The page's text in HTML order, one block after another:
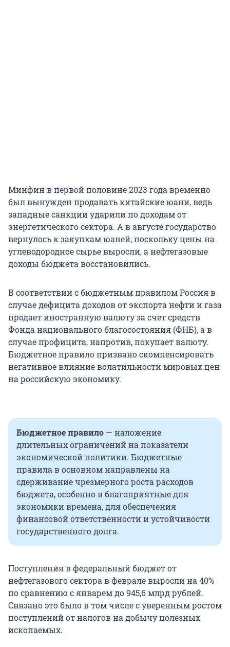
Минфин в первой половине 2023 года временно
был вынужден продавать китайские юани, ведь
западные санкции ударили по доходам от
энергетического сектора. А в августе государство
вернулось к закупкам юаней, поскольку цены на
углеводородное сырье выросли, а нефтегазовые
доходы бюджета восстановились.
В соответствии с бюджетным правилом Россия в
случае дефицита доходов от экспорта нефти и газа
продает иностранную валюту за счет средств
Фонда национального благосостояния (ФНБ), а в
случае профицита, напротив, покупает валюту.
Бюджетное правило призвано скомпенсировать
негативное влияние волатильности мировых цен
на российскую экономику.
Бюджетное правило — наложение
длительных ограничений на показатели
экономической политики. Бюджетные
правила в основном направлены на
сдерживание чрезмерного роста расходов
бюджета, особенно в благоприятные для
экономики времена, для обеспечения
финансовой ответственности и устойчивости
государственного долга.
Поступления в федеральный бюджет от
нефтегазового сектора в феврале выросли на 40%
по сравнению с январем до 945,6 млрд рублей.
Связано это было в том числе с уверенным ростом
поступлений от налогов на добычу полезных
ископаемых.